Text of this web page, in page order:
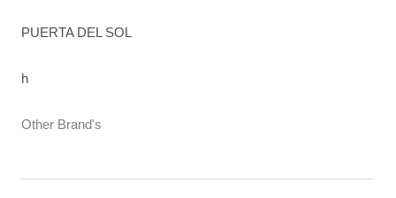
PUERTA DEL SOL
h
Other Brand's